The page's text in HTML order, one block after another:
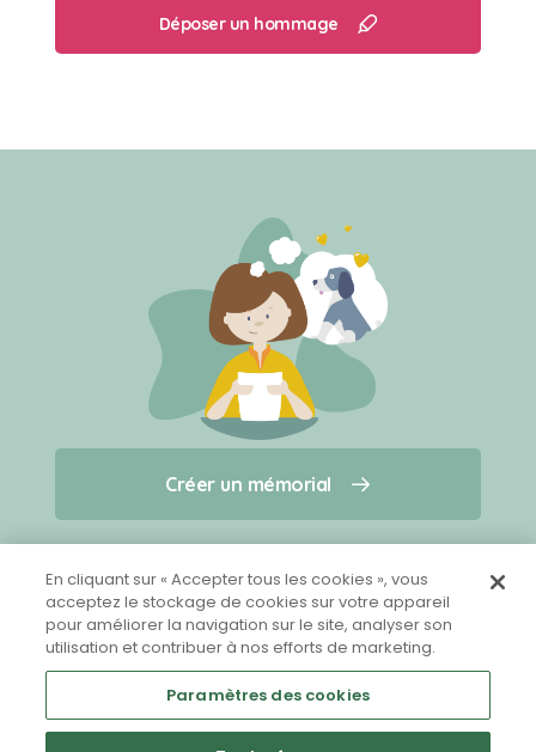
Créer un mémorial
Qui sommes-nous ?
Nous contacter
Partager sur Facebook
Déposer un hommage
Créer un mémorial
En cliquant sur « Accepter tous les cookies », vous
acceptez le stockage de cookies sur votre appareil
pour améliorer la navigation sur le site, analyser son
utilisation et contribuer à nos efforts de marketing.
Paramètres des cookies